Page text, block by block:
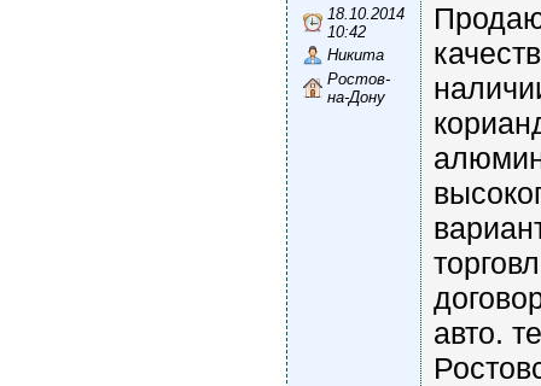
18.10.2014
10:42
Никита
Ростов-
на-Дону
авто.